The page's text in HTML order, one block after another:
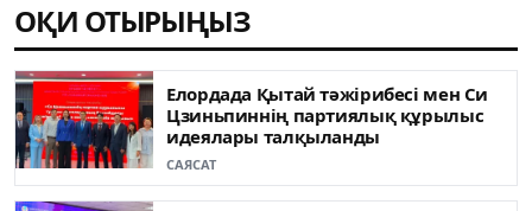
ОҚИ ОТЫРЫҢЫЗ
Елордада Қытай тәжірибесі мен Си
Цзиньпиннің партиялық құрылыс
идеялары талқыланды
САЯСАТ